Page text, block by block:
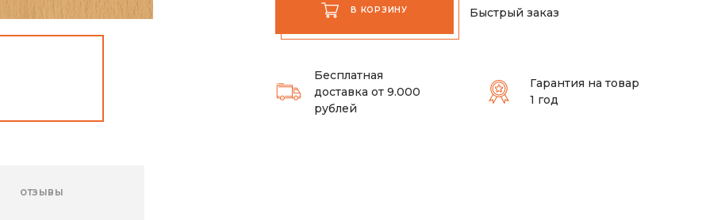
В КОРЗИНУ Быстрый заказ
Бесплатная
доставка от 9.000
рублей
Гарантия на товар
1 год
ОТЗЫВЫ